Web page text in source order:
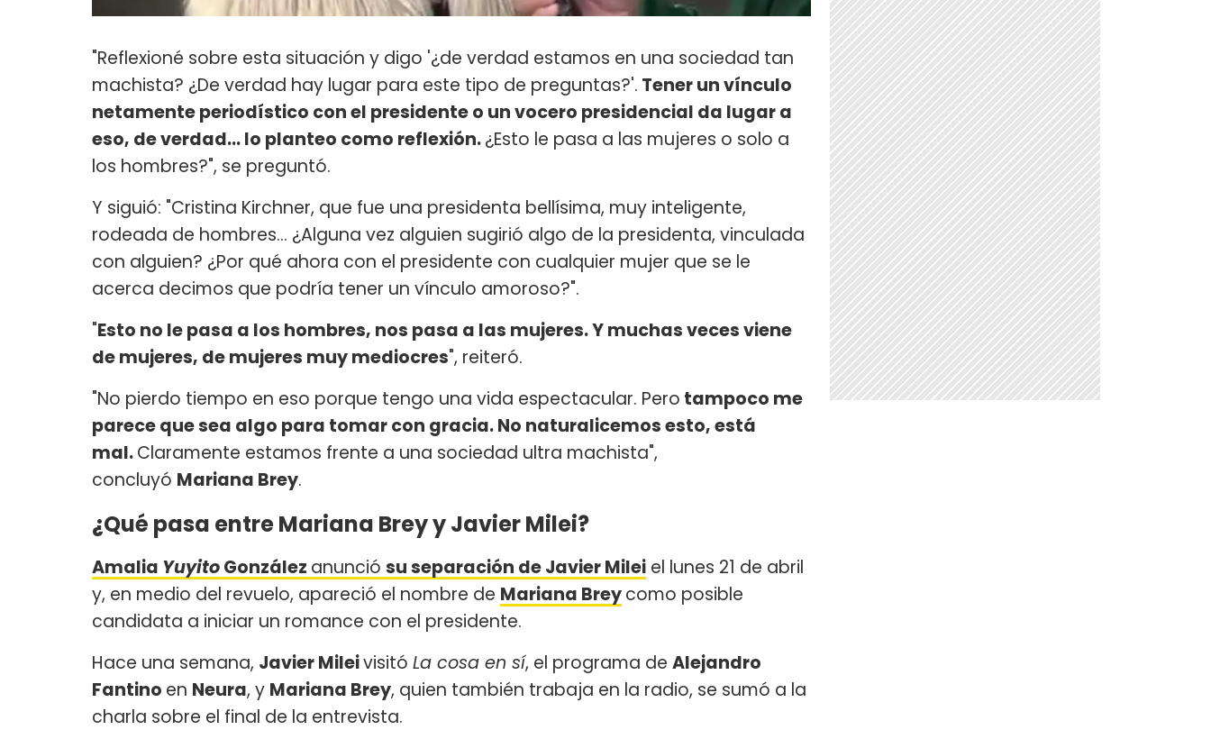
"Reflexioné sobre esta situación y digo '¿de verdad estamos en una sociedad tan
machista? ¿De verdad hay lugar para este tipo de preguntas?'. Tener un vínculo
netamente periodístico con el presidente o un vocero presidencial da lugar a
eso, de verdad... lo planteo como reflexión.¿Esto le pasa a las mujeres o solo a
los hombres?", se preguntó.
Y siguió: "Cristina Kirchner, que fue una presidenta bellísima, muy inteligente,
rodeada de hombres... ¿Alguna vez alguien sugirió algo de la presidenta, vinculada
con alguien? ¿Por qué ahora con el presidente con cualquier mujer que se le
acerca decimos que podría tener un vínculo amoroso?".
"Esto no le pasa a los hombres, nos pasa a las mujeres. Y muchas veces viene
de mujeres, de mujeres muy mediocres", reiteró.
"No pierdo tiempo en eso porque tengo una vida espectacular. Pero tampoco me
parece que sea algo para tomar con gracia. No naturalicemos esto, está
mal.Claramente estamos frente a una sociedad ultra machista",
concluyó Mariana Brey.
¿Qué pasa entre Mariana Brey y Javier Milei?
Amalia YuyitoGonzález anunció su separación de Javier Milei el lunes 21 de abril
y, en medio del revuelo, apareció el nombre de Mariana Breycomo posible
candidata a iniciar un romance con el presidente.
Hace una semana, Javier Mileivisitó La cosa en sí, el programa de Alejandro
Fantino en Neura, y Mariana Brey, quien también trabaja en la radio, se sumó a la
charla sobre el final de la entrevista.